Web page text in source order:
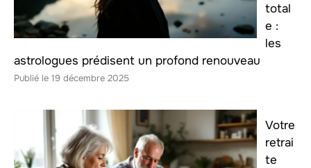
total
e :
les
astrologues prédisent un profond renouveau
19 décembre 2025
Votre
retrai
te